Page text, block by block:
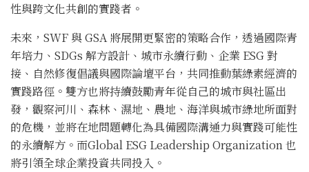
性與跨文化共創的實踐者。
未來，SWF 與 GSA 將展開更緊密的策略合作，透過國際青
年培力、SDGs 解方設計、城市永續行動、企業 ESG 對
接、自然修復倡議與國際論壇平台，共同推動葉綠素經濟的
實踐路徑。雙方也將持續鼓勵青年從自己的城市與社區出
發，觀察河川、森林、濕地、農地、海洋與城市綠地所面對
的危機，並將在地問題轉化為具備國際溝通力與實踐可能性
的永續解方。而Global ESG Leadership Organization 也
將引領全球企業投資共同投入。